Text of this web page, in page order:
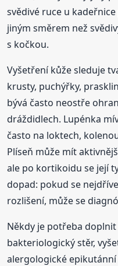
svědivé ruce u
jiným směrem než
s kočkou.
Vyšetření kůže sleduje
krusty, puchýřky,
bývá často neostře
dráždidlech. Lupénka
často na loktech,
Plíseň může mít
ale po kortikoidu se její
dopad: pokud se
rozlišení, může se
Někdy je potřeba
bakteriologický stěr,
alergologické